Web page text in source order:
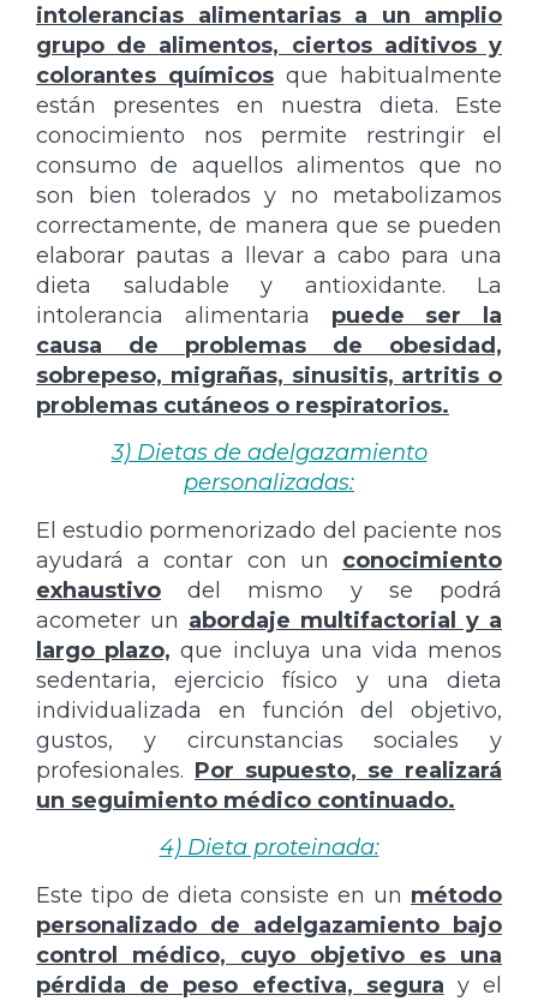
intolerancias alimentarias a un amplio
grupo de alimentos, ciertos aditivos y
colorantes químicos que habitualmente
están presentes en nuestra dieta. Este
conocimiento nos permite restringir el
consumo de aquellos alimentos que no
son bien tolerados y no metabolizamos
correctamente, de manera que se pueden
elaborar pautas a llevar a cabo para una
dieta saludable y antioxidante. La
intolerancia alimentaria puede ser la
causa de problemas de obesidad,
sobrepeso, migrañas, sinusitis, artritis o
problemas cutáneos o respiratorios.
3) Dietas de adelgazamiento
personalizadas:
El estudio pormenorizado del paciente nos
ayudará a contar con un conocimiento
exhaustivo del mismo y se podrá
acometer un abordaje multifactorial y a
largo plazo, que incluya una vida menos
sedentaria, ejercicio físico y una dieta
individualizada en función del objetivo,
gustos, y circunstancias sociales y
profesionales. Por supuesto, se realizará
un seguimiento médico continuado.
4) Dieta proteinada:
Este tipo de dieta consiste en un método
personalizado de adelgazamiento bajo
control médico, cuyo objetivo es una
pérdida de peso efectiva, segura y el